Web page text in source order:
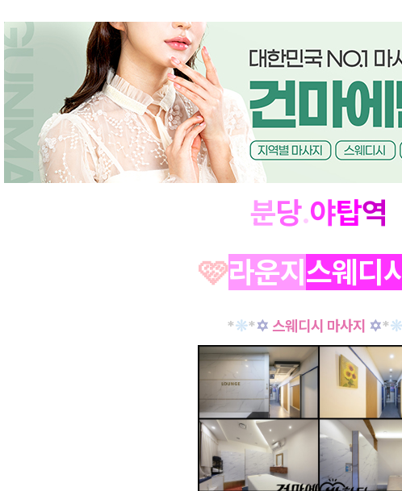
분당.야탑역
🩷라운지 스웨디시
*❊*✡ 스웨디시 마사지 ✡*❊